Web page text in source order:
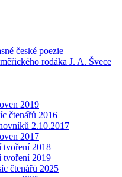
české poezie
rodáka J. A. Švece
2019
čtenářů 2016
2.10.2017
2017
tvoření 2018
tvoření 2019
čtenářů 2025